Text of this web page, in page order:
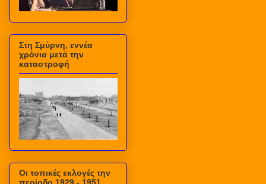
Στη Σμύρνη, εννέα
χρόνια μετά την
καταστροφή
Οι τοπικές εκλογές την